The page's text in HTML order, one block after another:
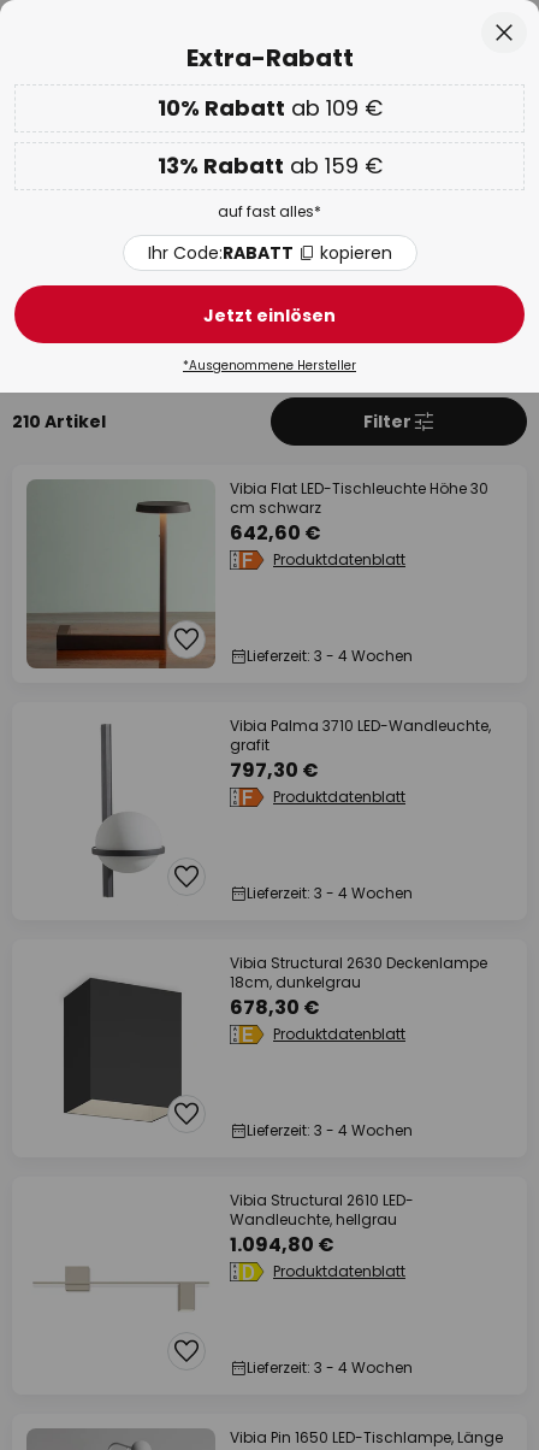
Nur
02D 04H 01M 46S
EXTRA 10% ab 109 € & 13% ab 159 €auf fast alles
Code:RABATT kopieren
WOW Week:Bis zu -70%
Vibia
210 Artikel Filter
Vibia Flat LED-Tischleuchte Höhe 30
cm schwarz
642,60 €
Produktdatenblatt
Lieferzeit: 3 - 4 Wochen
Vibia Palma 3710 LED-Wandleuchte,
grafit
797,30 €
Produktdatenblatt
Lieferzeit: 3 - 4 Wochen
Vibia Structural 2630 Deckenlampe
18cm, dunkelgrau
678,30 €
Produktdatenblatt
Lieferzeit: 3 - 4 Wochen
Vibia Structural 2610 LED-
Wandleuchte, hellgrau
1.094,80 €
Produktdatenblatt
Lieferzeit: 3 - 4 Wochen
Vibia Pin 1650 LED-Tischlampe, Länge
Extra-Rabatt
10% Rabatt ab 109 €
13% Rabatt ab 159 €
auf fast alles*
Ihr Code:RABATT kopieren
Jetzt einlösen
*Ausgenommene Hersteller